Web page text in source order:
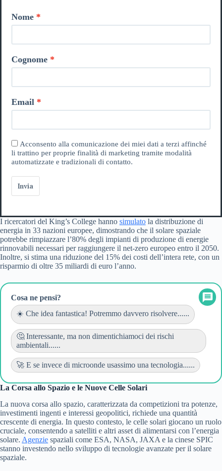
Nome
Cognome
Email
Acconsento alla comunicazione dei miei dati a terzi affinché
li trattino per proprie finalità di marketing tramite modalità
automatizzate e tradizionali di contatto.
Invia
I ricercatori del King’s College hanno simulato la distribuzione di
energia in 33 nazioni europee, dimostrando che il solare spaziale
potrebbe rimpiazzare l’80% degli impianti di produzione di energie
rinnovabili necessari per raggiungere il net-zero europeo entro il 2050.
Inoltre, si stima una riduzione del 15% dei costi dell’intera rete, con un
risparmio di oltre 35 miliardi di euro l’anno.
Cosa ne pensi?
☀️ Che idea fantastica! Potremmo davvero risolvere......
🤔 Interessante, ma non dimentichiamoci dei rischi
ambientali......
🚀 E se invece di microonde usassimo una tecnologia......
La Corsa allo Spazio e le Nuove Celle Solari
La nuova corsa allo spazio, caratterizzata da competizioni tra potenze,
investimenti ingenti e interessi geopolitici, richiede una quantità
crescente di energia. In questo contesto, le celle solari giocano un ruolo
cruciale, consentendo a satelliti e altri asset di alimentarsi con l’energia
solare. Agenzie spaziali come ESA, NASA, JAXA e la cinese SPIC
stanno investendo nello sviluppo di tecnologie avanzate per il solare
spaziale.